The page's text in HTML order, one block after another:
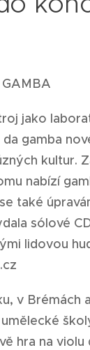
jako
gamba
kultur.
nabízí
také
sólové
lidovou
v
hra na